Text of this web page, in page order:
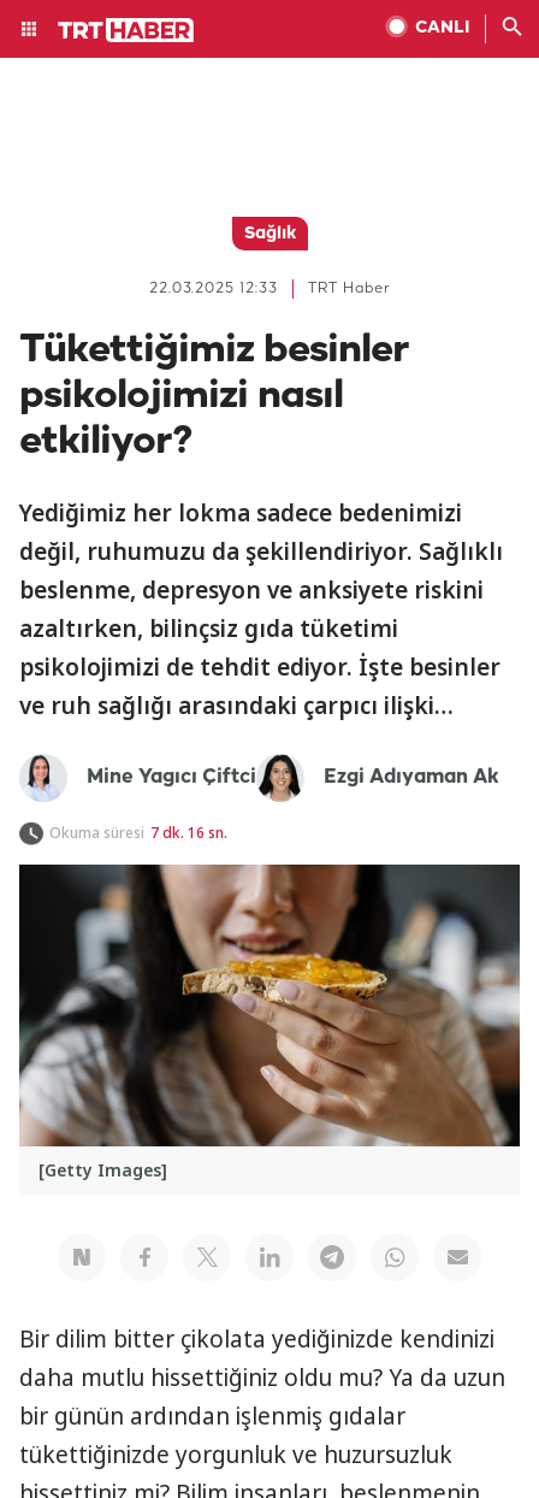
CANLI
Sağlık
TRT Haber
22.03.2025 12:33
Tükettiğimiz besinler
psikolojimizi nasıl
etkiliyor?
Yediğimiz her lokma sadece bedenimizi
değil, ruhumuzu da şekillendiriyor. Sağlıklı
beslenme, depresyon ve anksiyete riskini
azaltırken, bilinçsiz gıda tüketimi
psikolojimizi de tehdit ediyor. İşte besinler
ve ruh sağlığı arasındaki çarpıcı ilişki…
Mine Yagıcı Çiftci Ezgi Adıyaman Ak
Okuma süresi 7 dk. 16 sn.
[Getty Images]
Bir dilim bitter çikolata yediğinizde kendinizi
daha mutlu hissettiğiniz oldu mu? Ya da uzun
bir günün ardından işlenmiş gıdalar
tükettiğinizde yorgunluk ve huzursuzluk